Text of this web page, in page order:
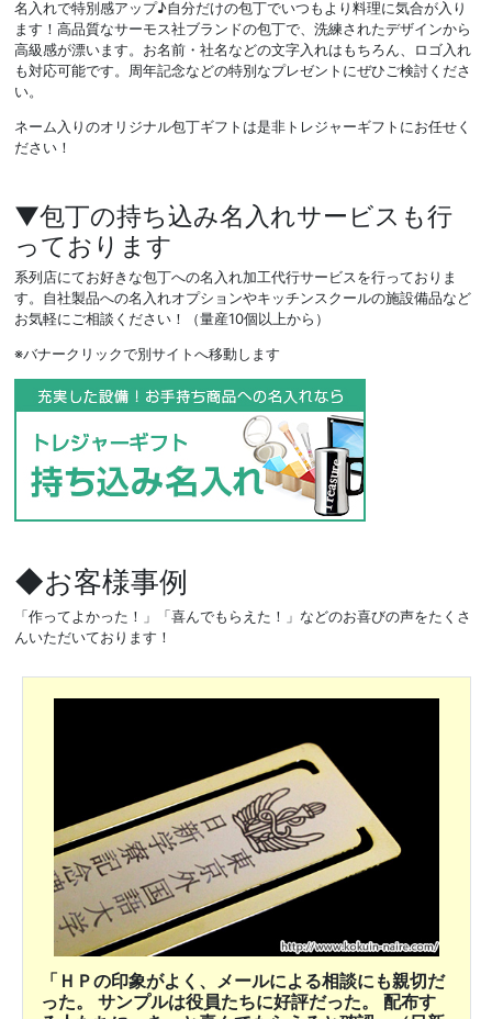
名入れで特別感アップ♪自分だけの包丁でいつもより料理に気合が入り
ます！高品質なサーモス社ブランドの包丁で、洗練されたデザインから
高級感が漂います。お名前・社名などの文字入れはもちろん、ロゴ入れ
も対応可能です。周年記念などの特別なプレゼントにぜひご検討くださ
い。
ネーム入りのオリジナル包丁ギフトは是非トレジャーギフトにお任せく
ださい！
▼包丁の持ち込み名入れサービスも行
っております
系列店にてお好きな包丁への名入れ加工代行サービスを行っておりま
す。自社製品への名入れオプションやキッチンスクールの施設備品など
お気軽にご相談ください！（量産10個以上から）
※バナークリックで別サイトへ移動します
◆お客様事例
「作ってよかった！」「喜んでもらえた！」などのお喜びの声をたくさ
んいただいております！
「ＨＰの印象がよく、メールによる相談にも親切だ
った。 サンプルは役員たちに好評だった。 配布す